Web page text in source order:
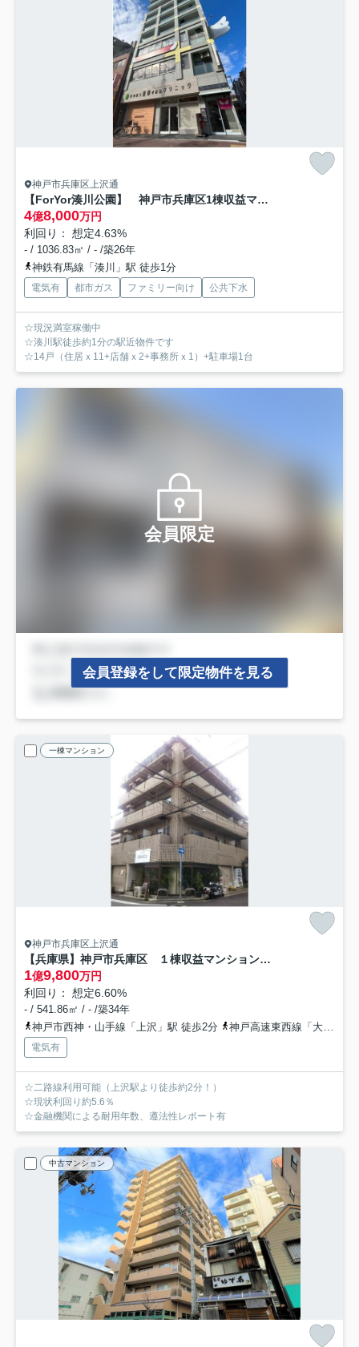
神戸市兵庫区上沢通
【ForYor湊川公園】 神戸市兵庫区1棟収益マンション「湊川駅徒歩1分」「満室稼働中」
4億8,000万円
利回り： 想定4.63%
- / 1036.83㎡ / - /築26年
神鉄有馬線「湊川」駅 徒歩1分
電気有 都市ガス ファミリー向け 公共下水
☆現況満室稼働中
☆湊川駅徒歩約1分の駅近物件です
☆14戸（住居ｘ11+店舗ｘ2+事務所ｘ1）+駐車場1台
会員限定
会員登録をして限定物件を見る
一棟マンション
神戸市兵庫区上沢通
【兵庫県】神戸市兵庫区 １棟収益マンション ＜ベルズコート上沢＞
1億9,800万円
利回り： 想定6.60%
- / 541.86㎡ / - /築34年
神戸市西神・山手線「上沢」駅 徒歩2分
神戸高速東西線「大開」駅 徒歩6分
電気有
☆二路線利用可能（上沢駅より徒歩約2分！）
☆現状利回り約5.6％
☆金融機関による耐用年数、遵法性レポート有
中古マンション